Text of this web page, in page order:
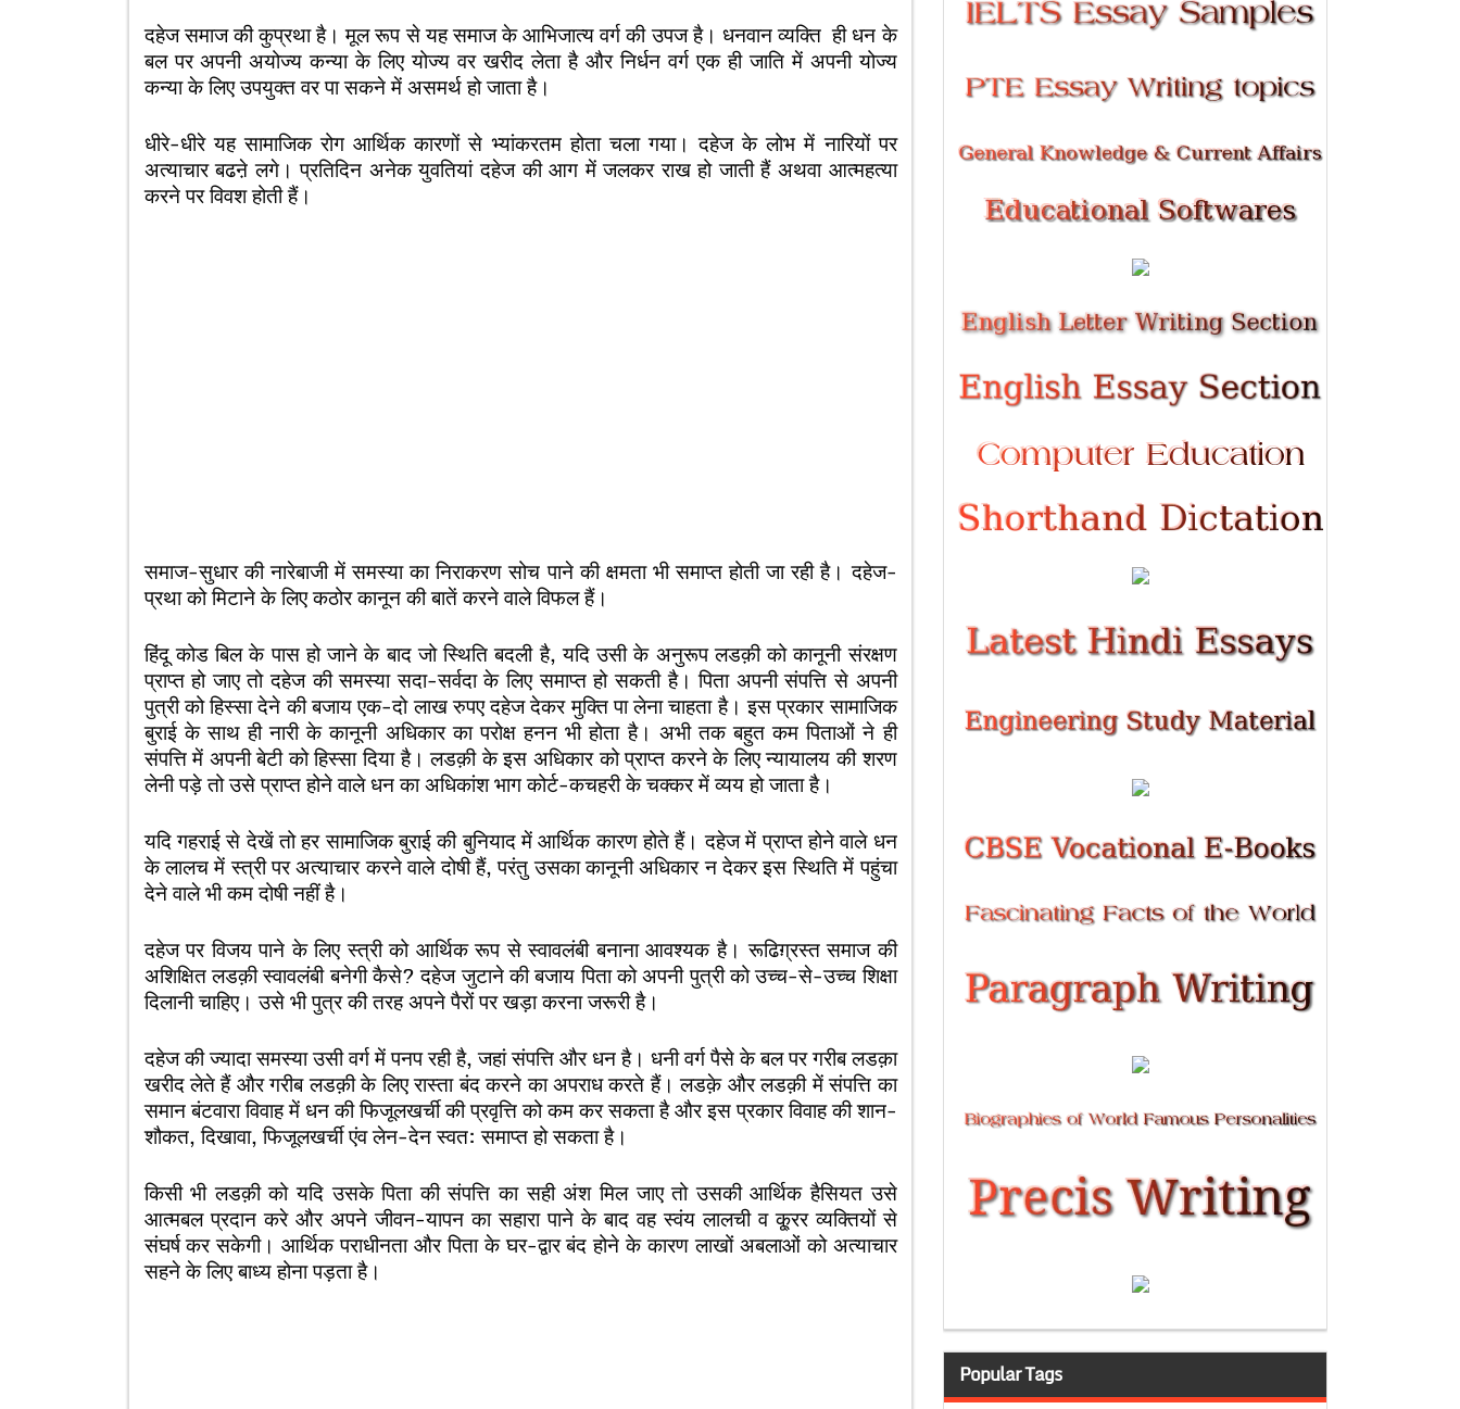
दहेज समाज की कुप्रथा है। मूल रूप से यह समाज के आभिजात्य वर्ग की उपज है। धनवान व्यक्ति ही धन के
बल पर अपनी अयोज्य कन्या के लिए योज्य वर खरीद लेता है और निर्धन वर्ग एक ही जाति में अपनी योज्य
कन्या के लिए उपयुक्त वर पा सकने में असमर्थ हो जाता है।
धीरे-धीरे यह सामाजिक रोग आर्थिक कारणों से भ्यांकरतम होता चला गया। दहेज के लोभ में नारियों पर
अत्याचार बढऩे लगे। प्रतिदिन अनेक युवतियां दहेज की आग में जलकर राख हो जाती हैं अथवा आत्महत्या
करने पर विवश होती हैं।
समाज-सुधार की नारेबाजी में समस्या का निराकरण सोच पाने की क्षमता भी समाप्त होती जा रही है। दहेज-
प्रथा को मिटाने के लिए कठोर कानून की बातें करने वाले विफल हैं।
हिंदू कोड बिल के पास हो जाने के बाद जो स्थिति बदली है, यदि उसी के अनुरूप लडक़ी को कानूनी संरक्षण
प्राप्त हो जाए तो दहेज की समस्या सदा-सर्वदा के लिए समाप्त हो सकती है। पिता अपनी संपत्ति से अपनी
पुत्री को हिस्सा देने की बजाय एक-दो लाख रुपए दहेज देकर मुक्ति पा लेना चाहता है। इस प्रकार सामाजिक
बुराई के साथ ही नारी के कानूनी अधिकार का परोक्ष हनन भी होता है। अभी तक बहुत कम पिताओं ने ही
संपत्ति में अपनी बेटी को हिस्सा दिया है। लडक़ी के इस अधिकार को प्राप्त करने के लिए न्यायालय की शरण
लेनी पड़े तो उसे प्राप्त होने वाले धन का अधिकांश भाग कोर्ट-कचहरी के चक्कर में व्यय हो जाता है।
यदि गहराई से देखें तो हर सामाजिक बुराई की बुनियाद में आर्थिक कारण होते हैं। दहेज में प्राप्त होने वाले धन
के लालच में स्त्री पर अत्याचार करने वाले दोषी हैं, परंतु उसका कानूनी अधिकार न देकर इस स्थिति में पहुंचा
देने वाले भी कम दोषी नहीं है।
दहेज पर विजय पाने के लिए स्त्री को आर्थिक रूप से स्वावलंबी बनाना आवश्यक है। रूढिग़्रस्त समाज की
अशिक्षित लडक़ी स्वावलंबी बनेगी कैसे? दहेज जुटाने की बजाय पिता को अपनी पुत्री को उच्च-से-उच्च शिक्षा
दिलानी चाहिए। उसे भी पुत्र की तरह अपने पैरों पर खड़ा करना जरूरी है।
दहेज की ज्यादा समस्या उसी वर्ग में पनप रही है, जहां संपत्ति और धन है। धनी वर्ग पैसे के बल पर गरीब लडक़ा
खरीद लेते हैं और गरीब लडक़ी के लिए रास्ता बंद करने का अपराध करते हैं। लडक़े और लडक़ी में संपत्ति का
समान बंटवारा विवाह में धन की फिजूलखर्ची की प्रवृत्ति को कम कर सकता है और इस प्रकार विवाह की शान-
शौकत, दिखावा, फिजूलखर्ची एंव लेन-देन स्वत: समाप्त हो सकता है।
किसी भी लडक़ी को यदि उसके पिता की संपत्ति का सही अंश मिल जाए तो उसकी आर्थिक हैसियत उसे
आत्मबल प्रदान करे और अपने जीवन-यापन का सहारा पाने के बाद वह स्वंय लालची व कू्रर व्यक्तियों से
संघर्ष कर सकेगी। आर्थिक पराधीनता और पिता के घर-द्वार बंद होने के कारण लाखों अबलाओं को अत्याचार
सहने के लिए बाध्य होना पड़ता है।
Popular Tags